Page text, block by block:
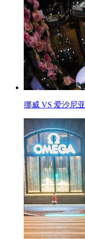
挪威 VS 爱沙尼亚